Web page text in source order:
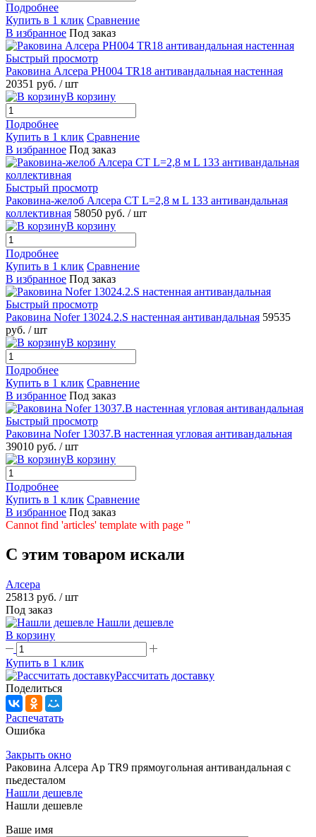
Подробнее
Купить в 1 клик Сравнение
В избранное Под заказ
Быстрый просмотр
Раковина Алсера PH004 TR18 антивандальная настенная
20351 руб. / шт
В корзину
Подробнее
Купить в 1 клик Сравнение
В избранное Под заказ
Быстрый просмотр
Раковина-желоб Алсера СТ L=2,8 м L 133 антивандальная
коллективная 58050 руб. / шт
В корзину
Подробнее
Купить в 1 клик Сравнение
В избранное Под заказ
Быстрый просмотр
Раковина Nofer 13024.2.S настенная антивандальная 59535
руб. / шт
В корзину
Подробнее
Купить в 1 клик Сравнение
В избранное Под заказ
Быстрый просмотр
Раковина Nofer 13037.B настенная угловая антивандальная
39010 руб. / шт
В корзину
Подробнее
Купить в 1 клик Сравнение
В избранное Под заказ
Cannot find 'articles' template with page ''
C этим товаром искали
Алсера
25813 руб. / шт
Под заказ
Нашли дешевле
В корзину
Купить в 1 клик
Рассчитать доставку
Поделиться
Распечатать
Ошибка
Закрыть окно
Раковина Алсера Ap TR9 прямоугольная антивандальная с
пьедесталом
Нашли дешевле
Нашли дешевле
Ваше имя